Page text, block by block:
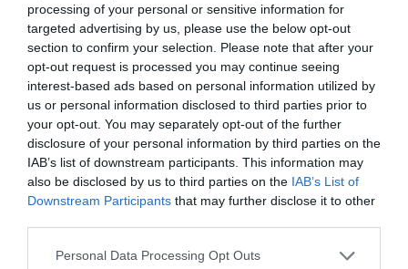
processing of your personal or sensitive information for
targeted advertising by us, please use the below opt-out
section to confirm your selection. Please note that after your
opt-out request is processed you may continue seeing
interest-based ads based on personal information utilized by
us or personal information disclosed to third parties prior to
your opt-out. You may separately opt-out of the further
disclosure of your personal information by third parties on the
IAB’s list of downstream participants. This information may
also be disclosed by us to third parties on the IAB’s List of
Downstream Participants that may further disclose it to other
Please note that this website/app uses one or more Google
Personal Data Processing Opt Outs
ΡΟΗ ΕΙΔΗΣΕΩΝ
Το σχέδιο του Ισραήλ για τους Κούρδους
Ε. Λιακούλη: «Το σκάνδαλο των υποκλοπών δεν
μπορεί να μείνει στο σκοτάδι ενός αρχείου»
ΤΟ ΠΑΡΟΝ: Ρυθμιστής ο Αντώνης Σαμαράς – Απειλή
για ΝΔ
Ιππασία – Η Ελλάδα στο Παγκόσμιο Πρωτάθλημα
Ιππασίας!